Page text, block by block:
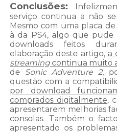
Conclusões:
serviço continua a não
Mesmo com uma placa
à da PS4, algo que
downloads feitos
elaboração deste artigo, a
streamingcontinua muito
de Sonic Adventure 2,
questão com a
por download
comprados digitalmente,
apresentarem melhorias
consolas. Também o
apresentado os